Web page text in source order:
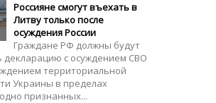
Россияне смогут въехать в
Литву только после
осуждения России
Граждане РФ должны будут
декларацию с осуждением СВО
территориальной
Украины в пределах
признанных...